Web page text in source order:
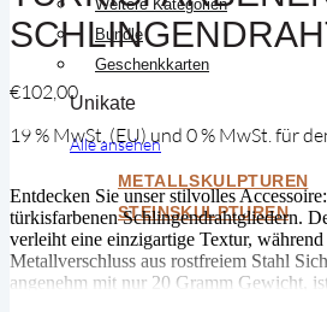
Weitere Kategorien
Bundle
Geschenkkarten
Unikate
Alle ansehen
METALLSKULPTUREN
STEINSKULPTUREN
€102,00
19 % MwSt. (EU) und 0 % MwSt. für
Entdecken Sie unser stilvolles
türkisfarbenen Schlingendrahtgliedern.
verleiht eine einzigartige Textur,
Metallverschluss aus rostfreiem Stahl
angenehm mit nur 20 Gramm Gewicht,